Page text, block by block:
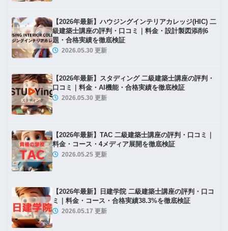
法規 No.10 避難施設等
法規 No.12 道路等
法規 No.13 用途地域等①
【2026年最新】ハウジングインテリアカレッジ(HIC) 二
級建築士講座の評判・口コミ｜料金・設計製図添削6
題・合格実績を徹底検証
2026.05.30 更新
【2026年最新】スタディング 二級建築士講座の評判・
口コミ｜料金・AI機能・合格実績を徹底検証
2026.05.30 更新
【2026年最新】TAC 二級建築士講座の評判・口コミ｜
料金・コース・4メディア展開を徹底検証
2026.05.25 更新
【2026年最新】日建学院 二級建築士講座の評判・口コ
ミ｜料金・コース・合格実績38.3%を徹底検証
2026.05.17 更新